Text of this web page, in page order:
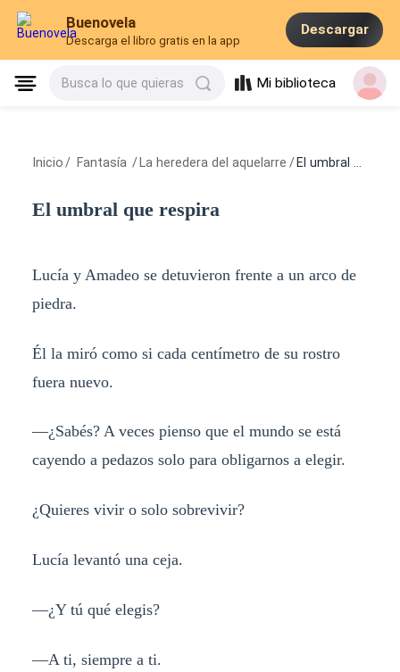
Buenovela
Descarga el libro gratis en la app
Descargar
Busca lo que quieras Mi biblioteca
Inicio / Fantasía / La heredera del aquelarre / El umbral que respira
El umbral que respira
Lucía y Amadeo se detuvieron frente a un arco de
piedra.
Él la miró como si cada centímetro de su rostro
fuera nuevo.
—¿Sabés? A veces pienso que el mundo se está
cayendo a pedazos solo para obligarnos a elegir.
¿Quieres vivir o solo sobrevivir?
Lucía levantó una ceja.
—¿Y tú qué elegis?
—A ti, siempre a ti.